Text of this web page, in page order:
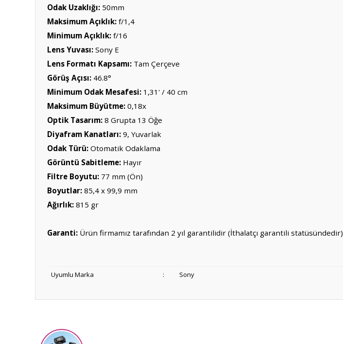
Odak Uzaklığı: 50mm
Maksimum Açıklık: f/1,4
Minimum Açıklık: f/16
Lens Yuvası: Sony E
Lens Formatı Kapsamı: Tam Çerçeve
Görüş Açısı: 46.8°
Minimum Odak Mesafesi: 1,31' / 40 cm
Maksimum Büyütme: 0,18x
Optik Tasarım: 8 Grupta 13 Öğe
Diyafram Kanatları: 9, Yuvarlak
Odak Türü: Otomatik Odaklama
Görüntü Sabitleme: Hayır
Filtre Boyutu: 77 mm (Ön)
Boyutlar: 85,4 x 99,9 mm
Ağırlık: 815 gr
Garanti: Ürün firmamız tarafından 2 yıl garantilidir (İthalatçı garantili statüsündedir)
Uyumlu Marka : Sony